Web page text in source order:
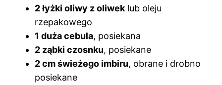
2 łyżki oliwy z oliwek lub oleju
rzepakowego
1 duża cebula, posiekana
2 ząbki czosnku, posiekane
2 cm świeżego imbiru, obrane i drobno
posiekane